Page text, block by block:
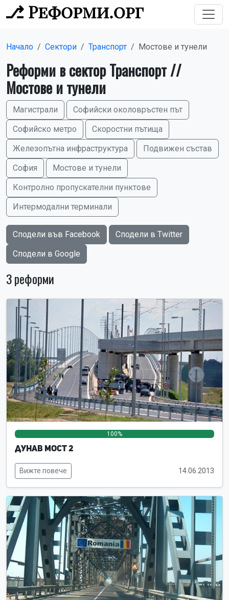
Начало Сектори Транспорт Мостове и тунели
Реформи в сектор Транспорт //
Мостове и тунели
Магистрали
Софийски околовръстен път
Софийско метро
Скоростни пътища
Железопътна инфраструктура
Подвижен състав
София
Мостове и тунели
Контролно пропускателни пунктове
Интермодални терминали
Сподели във Facebook
Сподели в Twitter
Сподели в Google
3 реформи
100%
Дунав мост 2
Вижте повече 14.06.2013